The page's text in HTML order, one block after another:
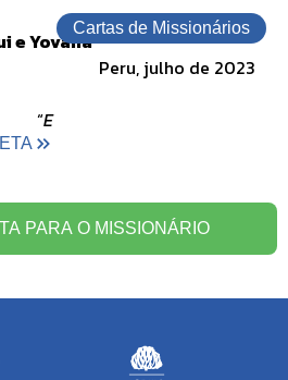
Cartas de Missionários
e Yovana
Peru, julho de 2023
“E
PARA O MISSIONÁRIO